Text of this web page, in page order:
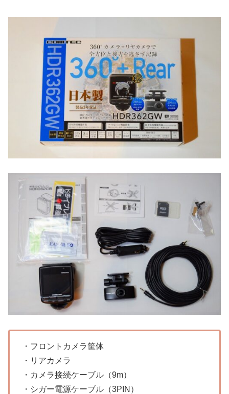
・フロントカメラ筐体
・リアカメラ
・カメラ接続ケーブル（9m）
・シガー電源ケーブル（3PIN）